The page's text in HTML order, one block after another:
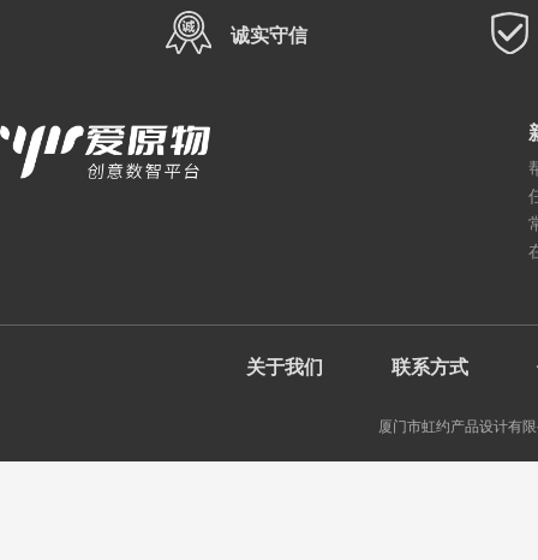
诚实守信
关于我们 联系方式
厦门市虹约产品设计有